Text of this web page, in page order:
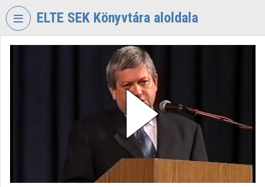
Fejléc kihagyása
ELTE SEK Könyvtára aloldala